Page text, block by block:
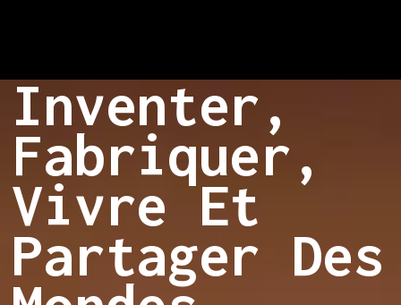
Inventer,
Fabriquer,
Vivre Et
Partager Des